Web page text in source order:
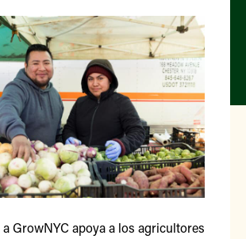
GrowNYC apoya a los agricultores